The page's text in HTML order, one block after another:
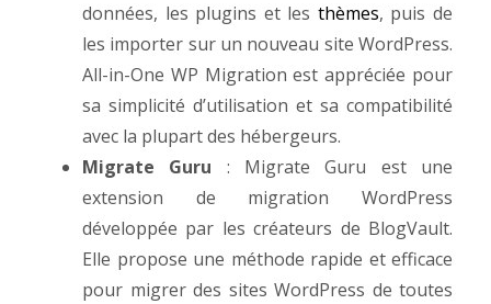
données, les plugins et les thèmes, puis de
les importer sur un nouveau site WordPress.
All-in-One WP Migration est appréciée pour
sa simplicité d’utilisation et sa compatibilité
avec la plupart des hébergeurs.
Migrate Guru : Migrate Guru est une
extension de migration WordPress
développée par les créateurs de BlogVault.
Elle propose une méthode rapide et efficace
pour migrer des sites WordPress de toutes